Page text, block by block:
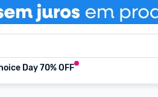
Day 70% OFF